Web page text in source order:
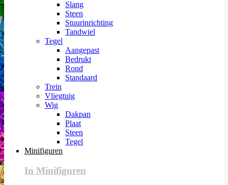
Slang
Steen
Stuurinrichting
Tandwiel
Tegel
Aangepast
Bedrukt
Rond
Standaard
Trein
Vliegtuig
Wig
Dakpan
Plaat
Steen
Tegel
Minifiguren
In Minifiguren